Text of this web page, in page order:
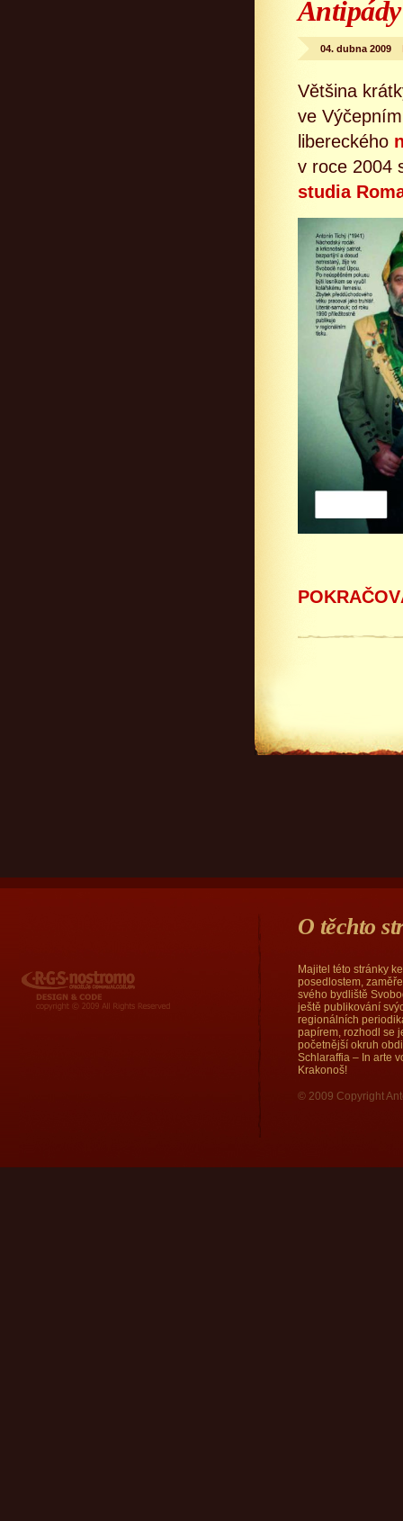
04. dubna 2009
Většina
ve
libereckého
v roce 2004
studia
RGS Nostromo
O těchto
Majitel této stránky
posedlostem,
svého bydliště
ještě publikování
regionálních
papírem, rozhodl se
početnější okruh
Schlaraffia – In arte
Krakonoš!
© 2009 Copyright